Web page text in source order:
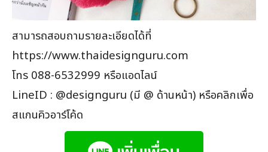
สามารถสอบถามรายละเอียดได้ที่
https://www.thaidesignguru.com
โทร 088-6532999 หรือแอดไลน์
LineID : @designguru (มี @ ด้านหน้า) หรือคลิกเพื่อ
สแกนคิวอาร์โค้ด